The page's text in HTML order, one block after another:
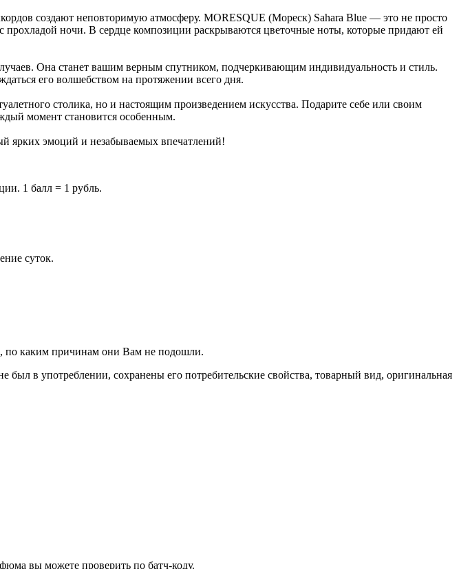
создают неповторимую атмосферу. MORESQUE (Мореск) Sahara Blue — это не просто
прохладой ночи. В сердце композиции раскрываются цветочные ноты, которые придают ей
Она станет вашим верным спутником, подчеркивающим индивидуальность и стиль.
его волшебством на протяжении всего дня.
столика, но и настоящим произведением искусства. Подарите себе или своим
момент становится особенным.
ярких эмоций и незабываемых впечатлений!
1 балл = 1 рубль.
суток.
по каким причинам они Вам не подошли.
в употреблении, сохранены его потребительские свойства, товарный вид, оригинальная
вы можете проверить по батч-коду.